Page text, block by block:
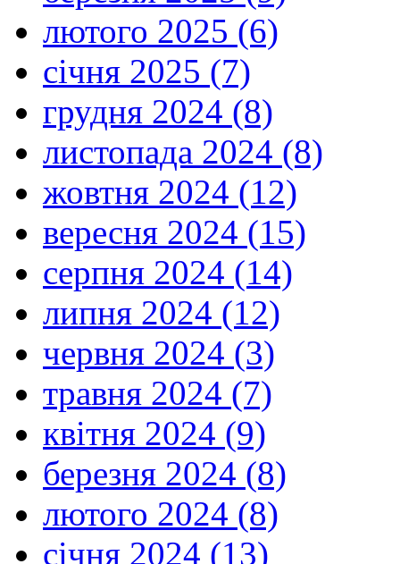
лютого 2025 (6)
січня 2025 (7)
грудня 2024 (8)
листопада 2024 (8)
жовтня 2024 (12)
вересня 2024 (15)
серпня 2024 (14)
липня 2024 (12)
червня 2024 (3)
травня 2024 (7)
квітня 2024 (9)
березня 2024 (8)
лютого 2024 (8)
січня 2024 (13)